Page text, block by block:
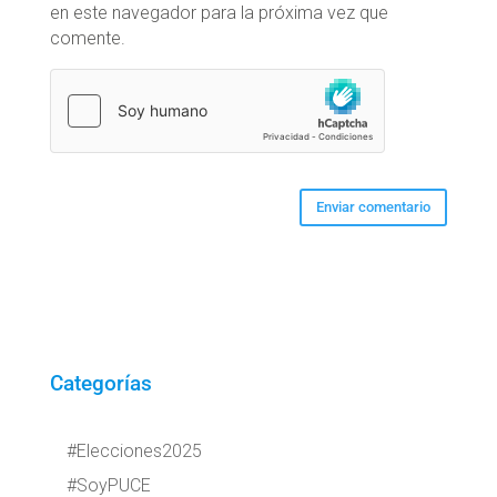
en este navegador para la próxima vez que
comente.
Categorías
#Elecciones2025
#SoyPUCE